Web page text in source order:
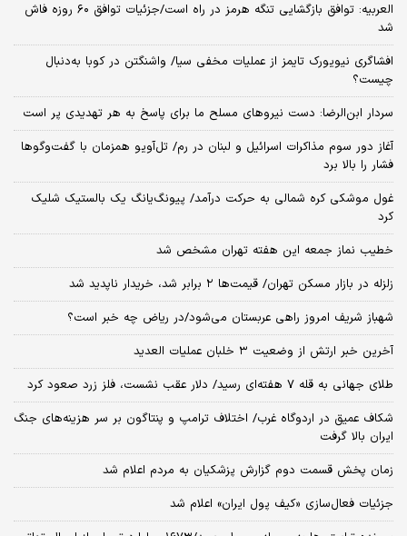
العربیه: توافق بازگشایی تنگه هرمز در راه است/جزئیات توافق ۶۰ روزه فاش
شد
افشاگری نیویورک تایمز از عملیات مخفی سیا/ واشنگتن در کوبا به‌دنبال
چیست؟
سردار ابن‌الرضا: دست نیروهای مسلح ما برای پاسخ به هر تهدیدی پر است
آغاز دور سوم مذاکرات اسرائیل و لبنان در رم/ تل‌آویو همزمان با گفت‌وگوها
فشار را بالا برد
غول موشکی کره شمالی به حرکت درآمد/ پیونگ‌یانگ یک بالستیک شلیک
کرد
خطیب نماز جمعه این هفته تهران مشخص شد
زلزله در بازار مسکن تهران/ قیمت‌ها ۲ برابر شد، خریدار ناپدید شد
شهباز شریف امروز راهی عربستان می‌شود/در ریاض چه خبر است؟
آخرین خبر ارتش از وضعیت ۳ خلبان عملیات العدید
طلای جهانی به قله ۷ هفته‌ای رسید/ دلار عقب نشست، فلز زرد صعود کرد
شکاف عمیق در اردوگاه غرب/ اختلاف ترامپ و پنتاگون بر سر هزینه‌های جنگ
ایران بالا گرفت
زمان پخش قسمت دوم گزارش پزشکیان به مردم اعلام شد
جزئیات فعال‌سازی «کیف پول ایران» اعلام شد